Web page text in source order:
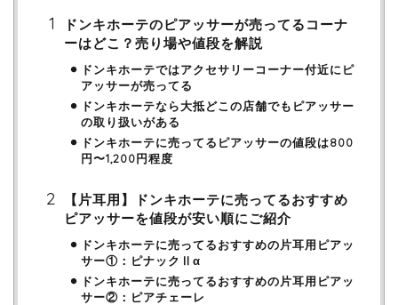
ドンキホーテのピアッサーが売ってるコーナ
ーはどこ？売り場や値段を解説
ドンキホーテではアクセサリーコーナー付近にピ
アッサーが売ってる
ドンキホーテなら大抵どこの店舗でもピアッサー
の取り扱いがある
ドンキホーテに売ってるピアッサーの値段は800
円〜1,200円程度
【片耳用】ドンキホーテに売ってるおすすめ
ピアッサーを値段が安い順にご紹介
ドンキホーテに売ってるおすすめの片耳用ピアッ
サー①：ピナックⅡα
ドンキホーテに売ってるおすすめの片耳用ピアッ
サー②：ピアチェーレ